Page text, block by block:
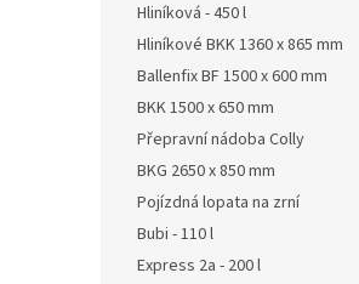
Hliníková - 450 l
Hliníkové BKK 1360 x 865 mm
Ballenfix BF 1500 x 600 mm
BKK 1500 x 650 mm
Přepravní nádoba Colly
BKG 2650 x 850 mm
Pojízdná lopata na zrní
Bubi - 110 l
Express 2a - 200 l